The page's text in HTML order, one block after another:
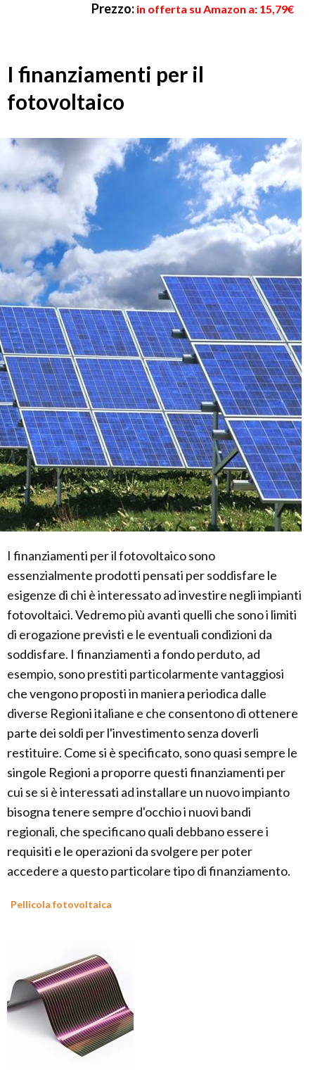
Prezzo: in offerta su Amazon a: 15,79€
I finanziamenti per il
fotovoltaico
I finanziamenti per il fotovoltaico sono
essenzialmente prodotti pensati per soddisfare le
esigenze di chi è interessato ad investire negli impianti
fotovoltaici. Vedremo più avanti quelli che sono i limiti
di erogazione previsti e le eventuali condizioni da
soddisfare. I finanziamenti a fondo perduto, ad
esempio, sono prestiti particolarmente vantaggiosi
che vengono proposti in maniera periodica dalle
diverse Regioni italiane e che consentono di ottenere
parte dei soldi per l'investimento senza doverli
restituire. Come si è specificato, sono quasi sempre le
singole Regioni a proporre questi finanziamenti per
cui se si è interessati ad installare un nuovo impianto
bisogna tenere sempre d'occhio i nuovi bandi
regionali, che specificano quali debbano essere i
requisiti e le operazioni da svolgere per poter
accedere a questo particolare tipo di finanziamento.
Pellicola fotovoltaica